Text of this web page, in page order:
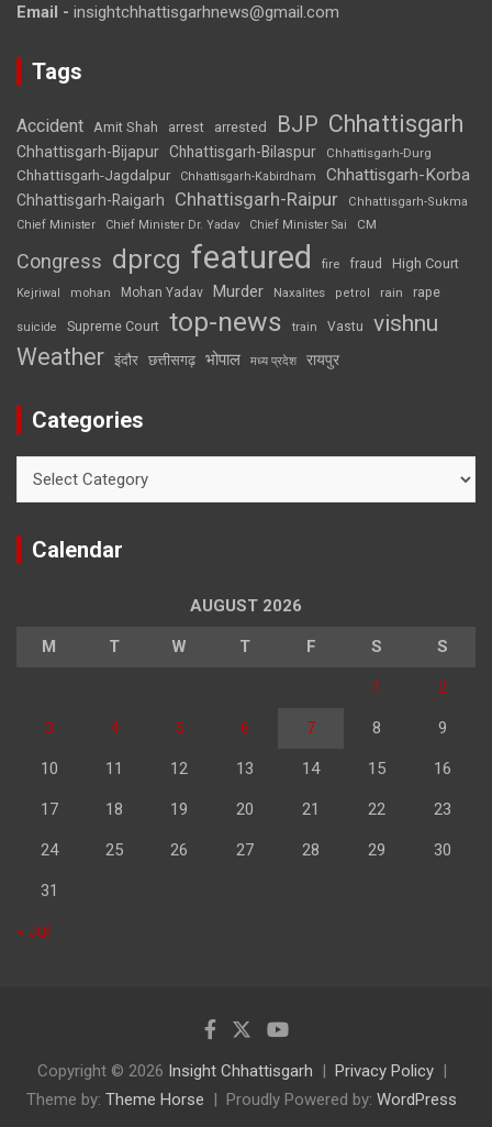
Email - insightchhattisgarhnews@gmail.com
Tags
Accident Amit Shah arrest arrested BJP Chhattisgarh
Chhattisgarh-Bijapur Chhattisgarh-Bilaspur Chhattisgarh-Durg
Chhattisgarh-Jagdalpur Chhattisgarh-Kabirdham Chhattisgarh-Korba
Chhattisgarh-Raigarh Chhattisgarh-Raipur
Chhattisgarh-Sukma
Chief Minister
Chief Minister Dr. Yadav Chief Minister Sai CM
Congress dprcg featured fire fraud High Court
Kejriwal mohan Mohan Yadav Murder Naxalites petrol rain rape
suicide Supreme Court top-news train Vastu vishnu
Weather इंदौर छत्तीसगढ़ भोपाल मध्य प्रदेश रायपुर
Categories
Calendar
AUGUST 2026
M T W T F S S
1 2
3 4 5 6 7 8 9
10 11 12 13 14 15 16
17 18 19 20 21 22 23
24 25 26 27 28 29 30
31
« Jul
Copyright © 2026 Insight Chhattisgarh
Privacy Policy
Theme by: Theme Horse Proudly Powered by: WordPress